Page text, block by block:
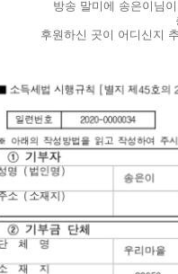
방송 말미에 송은이님
후원하신 곳이 어디신지